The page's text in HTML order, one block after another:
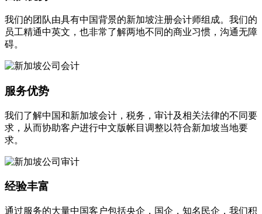
我们的团队由具有中国背景的新加坡注册会计师组成。我们的
员工精通中英文，也非常了解两地不同的商业习惯，沟通无障
碍。
服务优势
我们了解中国和新加坡会计，税务，审计及相关法律的不同要
求，从而协助客户进行中文版帐目调整以符合新加坡当地要
求。
经验丰富
通过服务的大量中国客户包括央企，国企，知名民企，我们积